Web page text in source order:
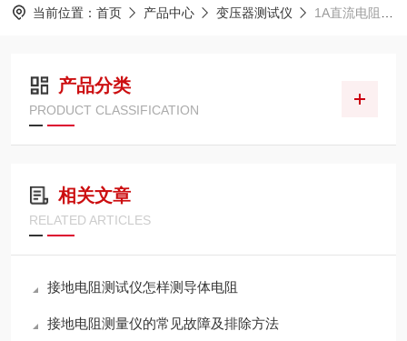
当前位置： 首页 产品中心 变压器测试仪 1A直流电阻测试仪
产品分类
PRODUCT CLASSIFICATION
相关文章
RELATED ARTICLES
接地电阻测试仪怎样测导体电阻
接地电阻测量仪的常见故障及排除方法